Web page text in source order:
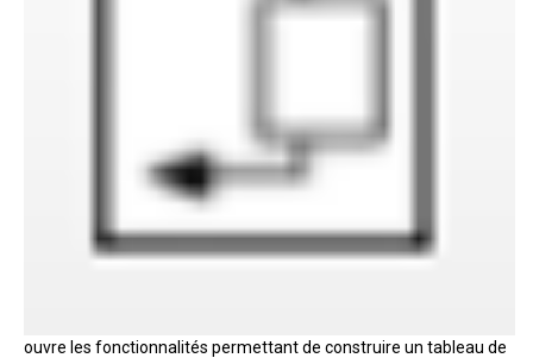
ouvre les fonctionnalités permettant de construire un tableau de